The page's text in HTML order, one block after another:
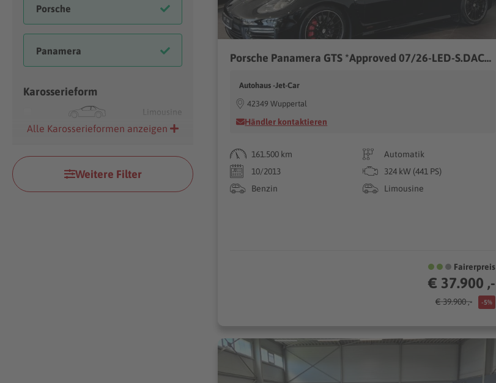
Karosserieform
Limousine
Alle Karosserieformen anzeigen
Weitere Filter
Porsche Panamera GTS *Approved 07/26-LED-S.DACH-BOSE-20*
Autohaus -Jet-Car
42349 Wuppertal
Händler kontaktieren
161.500 km
Automatik
10/2013
324 kW (441 PS)
Benzin
Limousine
Fairerpreis
€ 37.900 ,-
€ 39.900 ,- -5%